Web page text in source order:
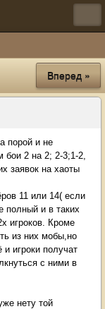
Вперед »
порой и не
бои 2 на 2; 2-3;1-2,
заявок на хаоты
11 или 14( если
полный и в таких
игроков. Кроме
из них мобы,но
игроки получат
с ними в
нету той